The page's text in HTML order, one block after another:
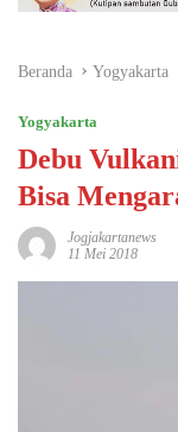
Beranda Yogyakarta
Yogyakarta
Debu
Bisa
Jogjakartanews
11 Mei 2018